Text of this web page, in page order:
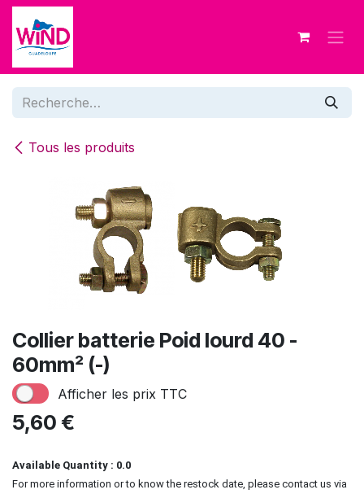
Se rendre au contenu
Tous les produits
Collier batterie Poid lourd 40 -
60mm² (-)
Afficher les prix TTC
5,60 €
Available Quantity : 0.0
For more information or to know the restock date, please contact us via